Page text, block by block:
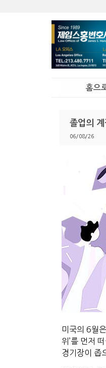
홈으
졸업의 계
06/08/26
미국의 6월
위’를 먼저
경기장이 좁